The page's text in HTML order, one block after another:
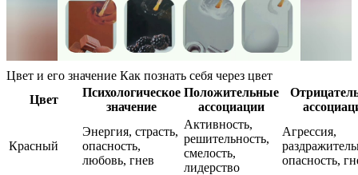
Цвет и его значение Как познать себя через цвет
Цвет
Психологическое
значение
Положительные
ассоциации
Красный
Энергия, страсть,
опасность,
любовь, гнев
Активность,
решительность,
смелость,
лидерство
Агрессия,
опасность,